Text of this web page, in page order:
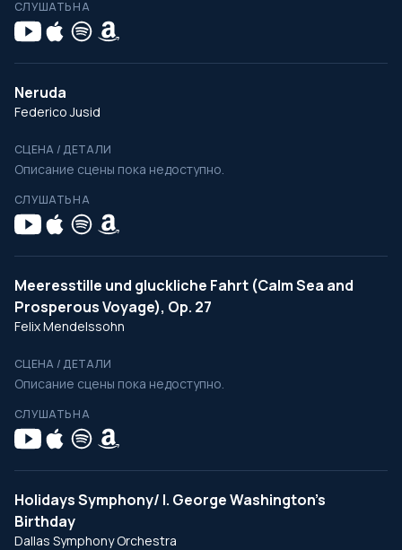
СЛУШАТЬ НА
Neruda
Federico Jusid
СЦЕНА / ДЕТАЛИ
Описание сцены пока недоступно.
СЛУШАТЬ НА
Meeresstille und gluckliche Fahrt (Calm Sea and
Prosperous Voyage), Op. 27
Felix Mendelssohn
СЦЕНА / ДЕТАЛИ
Описание сцены пока недоступно.
СЛУШАТЬ НА
Holidays Symphony/ I. George Washington's
Birthday
Dallas Symphony Orchestra